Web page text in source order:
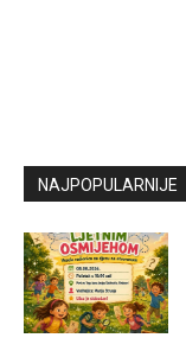
NAJPOPULARNIJE